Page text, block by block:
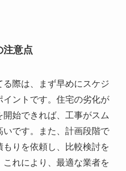
注意点
る際は、まず早めにスケジ
イントです。住宅の劣化が
始できれば、工事がスム
いです。また、計画段階で
りを依頼し、比較検討を
れにより、最適な業者を